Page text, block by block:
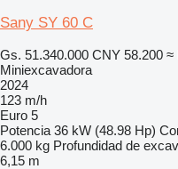
Sany SY 60 C
Gs. 51.340.000 CNY 58.200 ≈
Miniexcavadora
2024
123 m/h
Euro 5
Potencia 36 kW (48.98 Hp)
6.000 kg Profundidad de
6,15 m